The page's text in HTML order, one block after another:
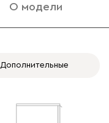
О модели
Дополнительные